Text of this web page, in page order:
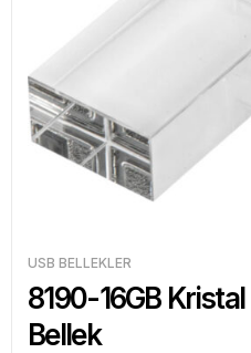
USB BELLEKLER
8190-16GB Kristal
Bellek